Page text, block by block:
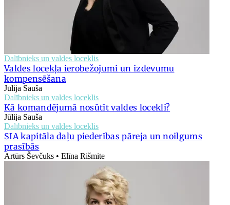
Dalībnieks un valdes loceklis
Valdes locekļa ierobežojumi un izdevumu
kompensēšana
Jūlija Sauša
Dalībnieks un valdes loceklis
Kā komandējumā nosūtīt valdes locekli?
Jūlija Sauša
Dalībnieks un valdes loceklis
SIA kapitāla daļu piederības pāreja un noilgums
prasībās
Artūrs Ševčuks • Elīna Rišmite